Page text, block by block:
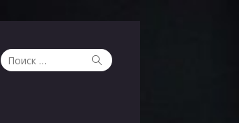
Поиск
по:
Поиск